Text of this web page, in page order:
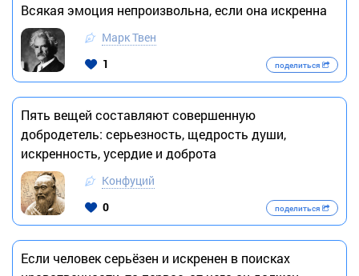
Всякая эмоция непроизвольна, если она искренна
Марк Твен
1
поделиться
Пять вещей составляют совершенную
добродетель: серьезность, щедрость души,
искренность, усердие и доброта
Конфуций
0
поделиться
Если человек серьёзен и искренен в поисках